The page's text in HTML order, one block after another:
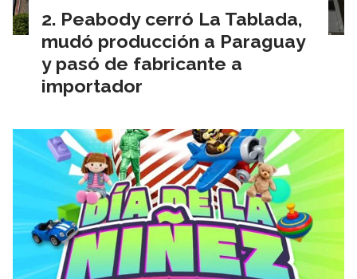
Peabody cerró La Tablada,
mudó producción a Paraguay
y pasó de fabricante a
importador